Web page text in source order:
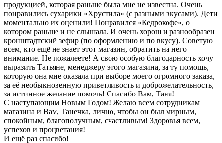
продукцией, которая раньше была мне не известна. Очень
понравились сухарики «Хрустила» (с разными вкусами). Дети
моментально их оценили! Понравился «Кедрокофе», о
котором раньше и не слышала. И очень хорош и разнообразен
кронштадтский зефир (по оформлению и по вкусу). Советую
всем, кто ещё не знает этот магазин, обратить на него
внимание. Не пожалеете! А свою особую благодарность хочу
выразить Татьяне, менеджеру этого магазина, за ту помощь,
которую она мне оказала при выборе моего огромного заказа,
за её необыкновенную приветливость и доброжелательность,
за истинное желание помочь! Спасибо Вам, Таня!
С наступающим Новым Годом! Желаю всем сотрудникам
магазина и Вам, Танечка, лично, чтобы он был мирным,
спокойным, благополучным, счастливым! Здоровья всем,
успехов и процветания!
И ещё раз спасибо!